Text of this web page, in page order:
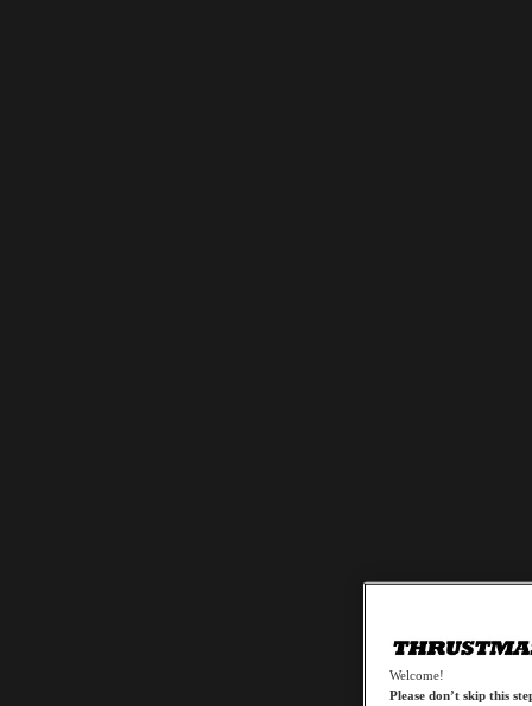
Welcome!
Please don’t skip this